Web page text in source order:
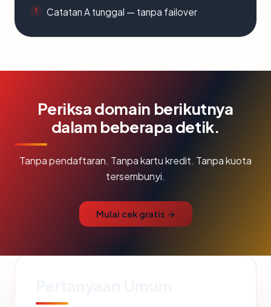
Catatan A tunggal — tanpa failover
Periksa domain berikutnya
dalam beberapa detik.
Tanpa pendaftaran. Tanpa kartu kredit. Tanpa kuota
tersembunyi.
Mulai cek gratis →